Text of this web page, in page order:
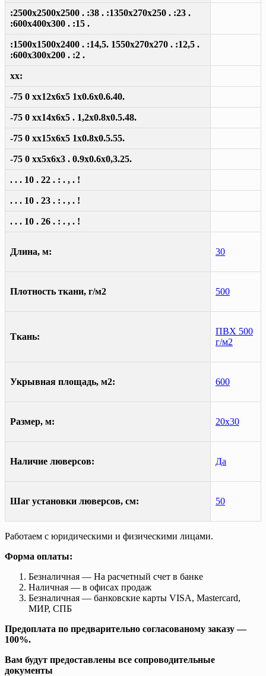
:2500x2500x2500 . :38 . :1350x270x250 . :23 .
:600x400x300 . :15 .
:1500x1500x2400 . :14,5. 1550x270x270 . :12,5 .
:600x300x200 . :2 .
xx:
-75 0 xx12x6x5 1x0.6x0.6.40.
-75 0 xx14x6x5 . 1,2x0.8x0.5.48.
-75 0 xx15x6x5 1x0.8x0.5.55.
-75 0 xx5x6x3 . 0.9x0.6x0,3.25.
. . . 10 . 22 . : . , . !
. . . 10 . 23 . : . , . !
. . . 10 . 26 . : . , . !
Длина, м: 30
Плотность ткани, г/м2 500
Ткань:
ПВХ 500
г/м2
Укрывная площадь, м2: 600
Размер, м: 20х30
Наличие люверсов: Да
Шаг установки люверсов, см: 50
Работаем с юридическими и физическими лицами.
Форма оплаты:
Безналичная — На расчетный счет в банке
Наличная — в офисах продаж
Безналичная — банковские карты VISA, Mastercard,
МИР, СПБ
Предоплата по предварительно согласованому заказу —
100%.
Вам будут предоставлены все сопроводительные
документы